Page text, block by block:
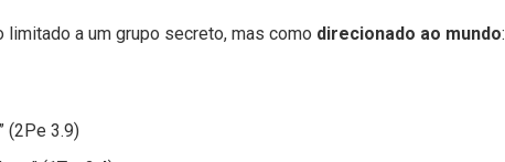
a um grupo secreto, mas como direcionado ao mundo:
(2Pe 3.9)